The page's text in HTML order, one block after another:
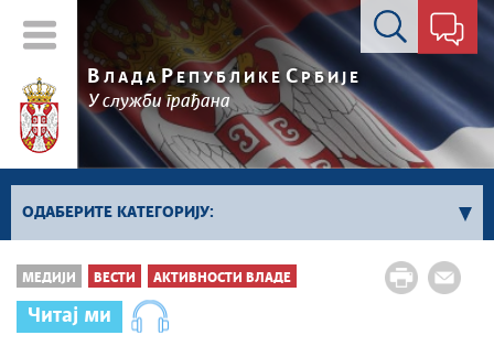
Контакт форма
В ЛАДА РЕПУБЛИКЕ СРБИЈЕ
У служби грађана
ОДАБЕРИТЕ КАТЕГОРИЈУ:
Влада Србије
Активности премијера
Активности потпредседника
МЕДИЈИ ВЕСТИ АКТИВНОСТИ ВЛАДЕ
Читај ми